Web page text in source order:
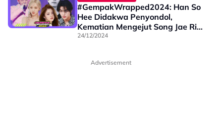
#GempakWrapped2024: Han So
Hee Didakwa Penyondol,
Kematian Mengejut Song Jae Rim
& Comeback G-Dragon Antara
24/12/2024
Advertisement